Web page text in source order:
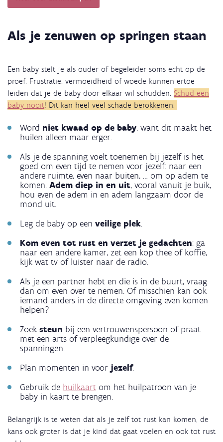
Als je zenuwen op springen staan
Een baby stelt je als ouder of begeleider soms echt op de
proef. Frustratie, vermoeidheid of woede kunnen ertoe
leiden dat je de baby door elkaar wil schudden. Schud een
baby nooit! Dit kan heel veel schade berokkenen.
Word niet kwaad op de baby, want dit maakt het
huilen alleen maar erger.
Als je de spanning voelt toenemen bij jezelf is het
goed om even tijd te nemen voor jezelf: naar een
andere ruimte, even naar buiten, … om op adem te
komen. Adem diep in en uit, vooral vanuit je buik,
hou even de adem in en adem langzaam door de
mond uit.
Leg de baby op een veilige plek.
Kom even tot rust en verzet je gedachten: ga
naar een andere kamer, zet een kop thee of koffie,
kijk wat tv of luister naar de radio.
Als je een partner hebt en die is in de buurt, vraag
dan om even over te nemen. Of misschien kan ook
iemand anders in de directe omgeving even komen
helpen?
Zoek steun bij een vertrouwenspersoon of praat
met een arts of verpleegkundige over de
spanningen.
Plan momenten in voorjezelf.
Gebruik de huilkaart om het huilpatroon van je
baby in kaart te brengen.
Belangrijk is te weten dat als je zelf tot rust kan komen, de
kans ook groter is dat je kind dat gaat voelen en ook tot rust